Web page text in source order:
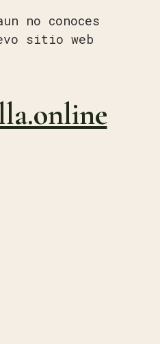
no conoces
sitio web